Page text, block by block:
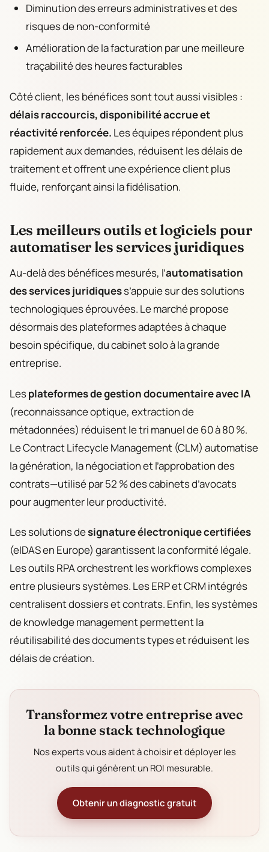
Diminution des erreurs administratives et des
risques de non-conformité
Amélioration de la facturation par une meilleure
traçabilité des heures facturables
Côté client, les bénéfices sont tout aussi visibles :
délais raccourcis, disponibilité accrue et
réactivité renforcée. Les équipes répondent plus
rapidement aux demandes, réduisent les délais de
traitement et offrent une expérience client plus
fluide, renforçant ainsi la fidélisation.
Les meilleurs outils et logiciels pour
automatiser les services juridiques
Au-delà des bénéfices mesurés, l’automatisation
des services juridiquess’appuie sur des solutions
technologiques éprouvées. Le marché propose
désormais des plateformes adaptées à chaque
besoin spécifique, du cabinet solo à la grande
entreprise.
Lesplateformes de gestion documentaire avec IA
(reconnaissance optique, extraction de
métadonnées) réduisent le tri manuel de 60 à 80 %.
Le Contract Lifecycle Management (CLM) automatise
la génération, la négociation et l’approbation des
contrats—utilisé par 52 % des cabinets d’avocats
pour augmenter leur productivité.
Les solutions designature électronique certifiées
(eIDAS en Europe) garantissent la conformité légale.
Les outils RPA orchestrent les workflows complexes
entre plusieurs systèmes. Les ERP et CRM intégrés
centralisent dossiers et contrats. Enfin, les systèmes
de knowledge management permettent la
réutilisabilité des documents types et réduisent les
délais de création.
Transformez votre entreprise avec
la bonne stack technologique
Nos experts vous aident à choisir et déployer les
outils qui génèrent un ROI mesurable.
Obtenir un diagnostic gratuit